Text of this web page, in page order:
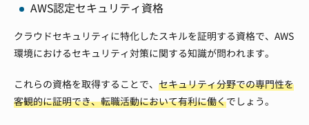
AWS認定セキュリティ資格
クラウドセキュリティに特化したスキルを証明する資格で、AWS
環境におけるセキュリティ対策に関する知識が問われます。
これらの資格を取得することで、 セキュリティ分野での専門性を
客観的に証明でき、転職活動において有利に働くでしょう。